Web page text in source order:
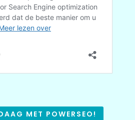
MET POWERSEO!